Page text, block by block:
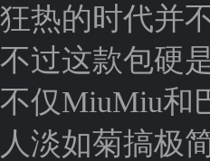
狂热的时代并
不过这款包硬
不仅MiuMiu和
人淡如菊搞极